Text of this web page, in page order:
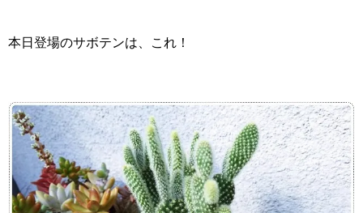
本日登場のサボテンは、これ！